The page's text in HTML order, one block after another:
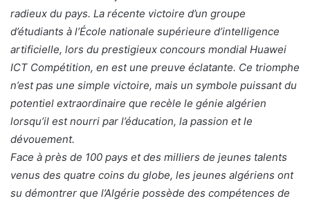
radieux du pays. La récente victoire d’un groupe
d’étudiants à l’École nationale supérieure d’intelligence
artificielle, lors du prestigieux concours mondial Huawei
ICT Compétition, en est une preuve éclatante. Ce triomphe
n’est pas une simple victoire, mais un symbole puissant du
potentiel extraordinaire que recèle le génie algérien
lorsqu’il est nourri par l’éducation, la passion et le
dévouement.
Face à près de 100 pays et des milliers de jeunes talents
venus des quatre coins du globe, les jeunes algériens ont
su démontrer que l’Algérie possède des compétences de